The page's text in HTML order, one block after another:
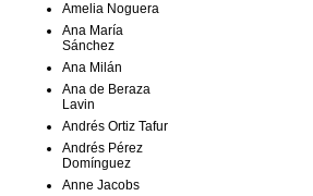
Amelia Noguera
Ana María
Sánchez
Ana Milán
Ana de Beraza
Lavin
Andrés Ortiz Tafur
Andrés Pérez
Domínguez
Anne Jacobs